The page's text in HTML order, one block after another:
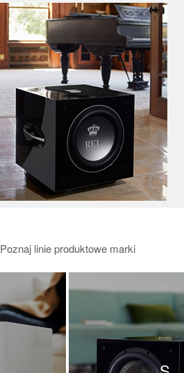
Poznaj linie produktowe marki